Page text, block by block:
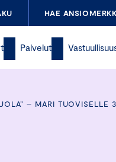
HAE
Palvelut
– MARI TUOVISELLE